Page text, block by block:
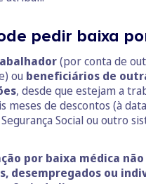
pedir baixa
(por conta de
ou beneficiários de
, desde que estejam a
meses de descontos (à
Social ou outro
por baixa médica
desempregados ou